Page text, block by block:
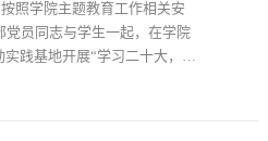
照学院主题教育工作相关安
党员同志与学生一起，在学院
践基地开展“学习二十大，永